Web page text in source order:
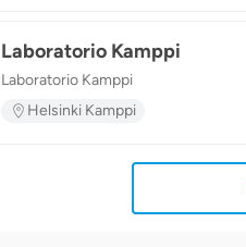
Laboratorio Kamppi
Laboratorio Kamppi
Helsinki Kamppi